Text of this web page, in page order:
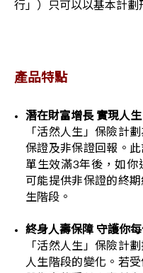
行」）只可以以基本計劃
產品特點
潛在財富增長 實現人
「活然人生」保險計
保證及非保證回報。
單生效滿3年後，如你
可能提供非保證的終
生階段。
終身人壽保障 守護你
「活然人生」保險計
人生階段的變化。若